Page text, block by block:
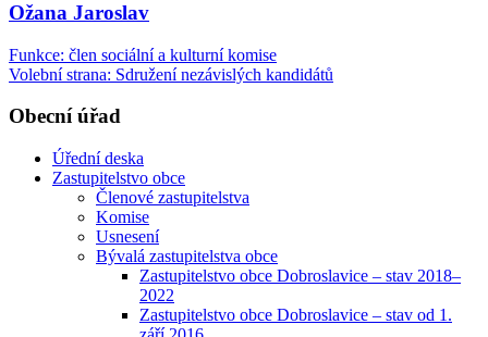
Ožana Jaroslav
Funkce: člen sociální a kulturní komise
Volební strana: Sdružení nezávislých kandidátů
Obecní úřad
Úřední deska
Zastupitelstvo obce
Členové zastupitelstva
Komise
Usnesení
Bývalá zastupitelstva obce
Zastupitelstvo obce Dobroslavice – stav 2018–
2022
Zastupitelstvo obce Dobroslavice – stav od 1.